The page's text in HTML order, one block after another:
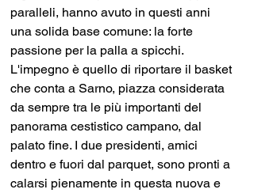
paralleli, hanno avuto in questi anni
una solida base comune: la forte
passione per la palla a spicchi.
L'impegno è quello di riportare il basket
che conta a Sarno, piazza considerata
da sempre tra le più importanti del
panorama cestistico campano, dal
palato fine. I due presidenti, amici
dentro e fuori dal parquet, sono pronti a
calarsi pienamente in questa nuova e